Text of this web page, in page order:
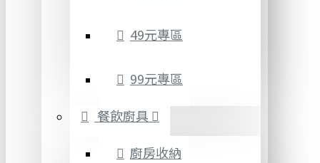
49元專區
99元專區
餐飲廚具
廚房收納